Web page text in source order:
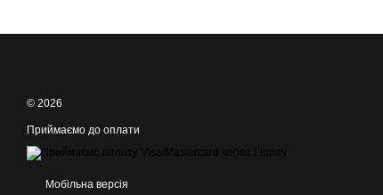
© 2026
Приймаємо до оплати
Мобільна версія